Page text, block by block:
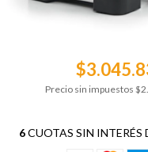
Precio sin impuestos
6CUOTAS SIN INTERÉS